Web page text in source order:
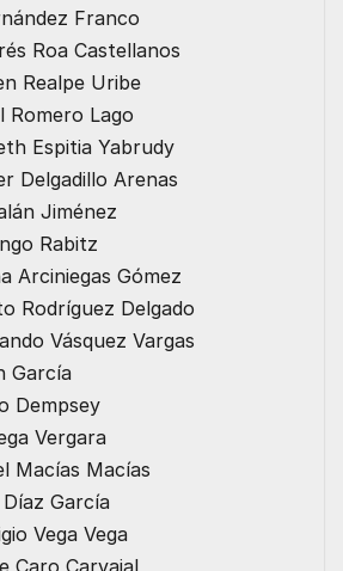
Franco
Roa Castellanos
Realpe Uribe
Romero Lago
Espitia Yabrudy
Delgadillo Arenas
Jiménez
Rabitz
Arciniegas Gómez
Rodríguez Delgado
Vásquez Vargas
García
Dempsey
Vergara
Macías Macías
García
Vega Vega